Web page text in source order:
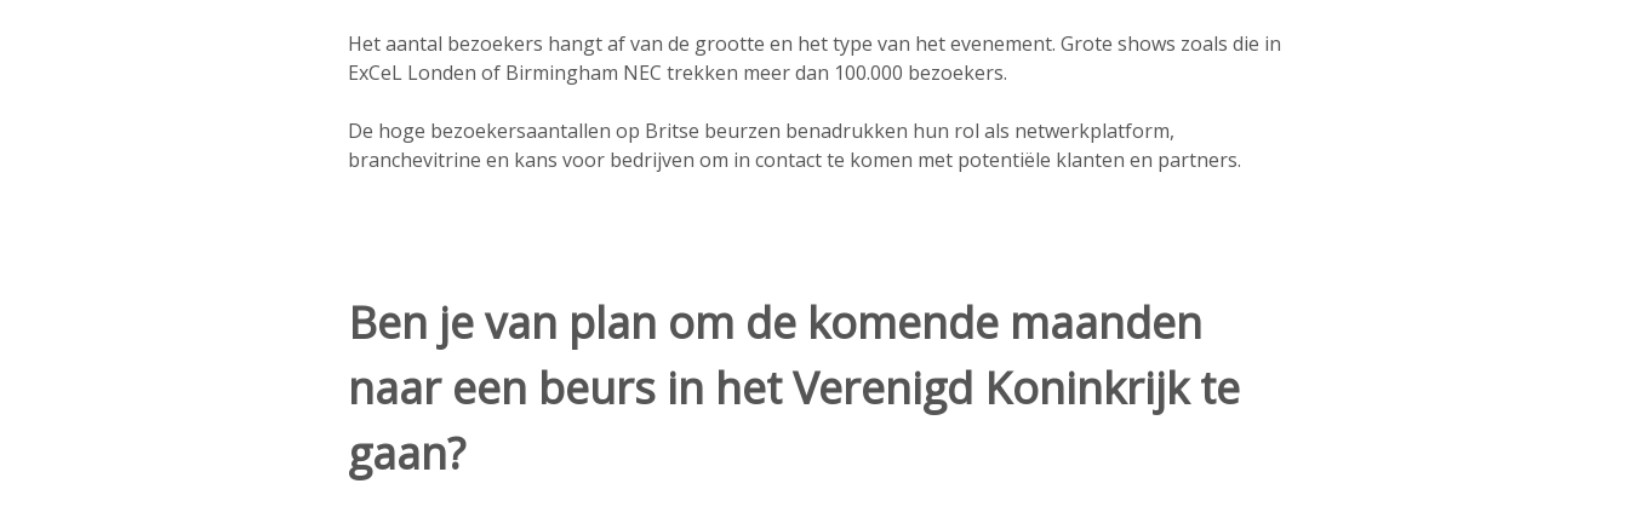
Het aantal bezoekers hangt af van de grootte en het type van het evenement. Grote shows zoals die in
ExCeL Londen of Birmingham NEC trekken meer dan 100.000 bezoekers.
De hoge bezoekersaantallen op Britse beurzen benadrukken hun rol als netwerkplatform,
branchevitrine en kans voor bedrijven om in contact te komen met potentiële klanten en partners.
Ben je van plan om de komende maanden
naar een beurs in het Verenigd Koninkrijk te
gaan?